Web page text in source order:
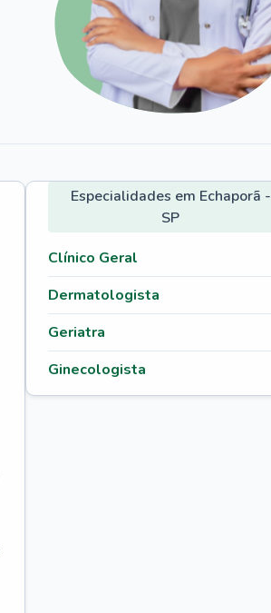
Especialidades em Echaporã -
SP
Clínico Geral
Dermatologista
Geriatra
Ginecologista